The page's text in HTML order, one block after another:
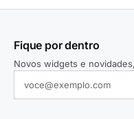
Fique por dentro
Novos widgets e